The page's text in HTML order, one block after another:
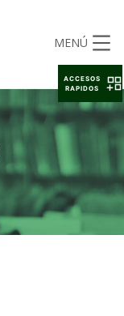
MENÚ
ACCESOS
RAPIDOS